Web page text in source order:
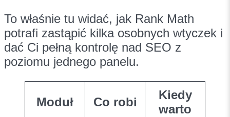
To właśnie tu widać, jak Rank Math
potrafi zastąpić kilka osobnych wtyczek i
dać Ci pełną kontrolę nad SEO z
poziomu jednego panelu.
Moduł Co robi
Kiedy
warto